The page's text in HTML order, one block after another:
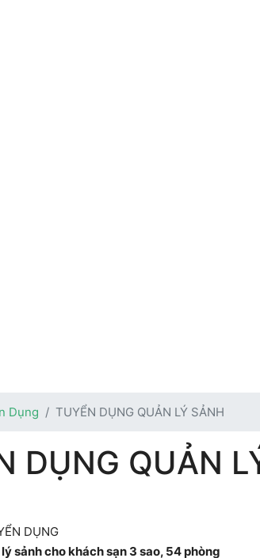
Dụng TUYỂN DỤNG QUẢN LÝ SẢNH
DỤNG QUẢN
sảnh cho khách sạn 3 sao, 54 phòng